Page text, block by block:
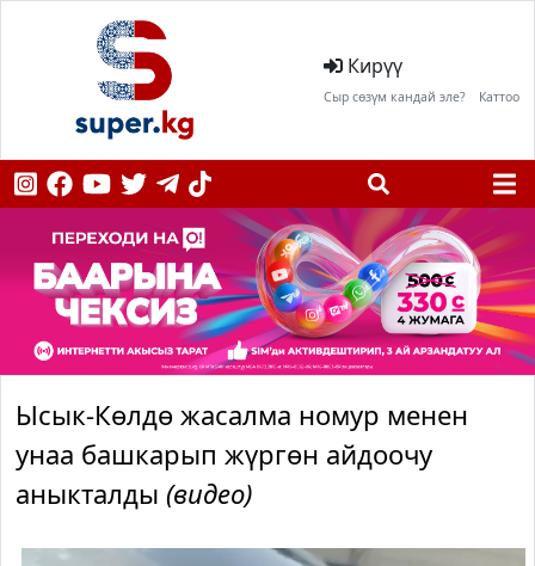
Кирүү
Сыр сөзүм кандай эле? Каттоо
Ысык-Көлдө жасалма номур менен
унаа башкарып жүргөн айдоочу
аныкталды (видео)